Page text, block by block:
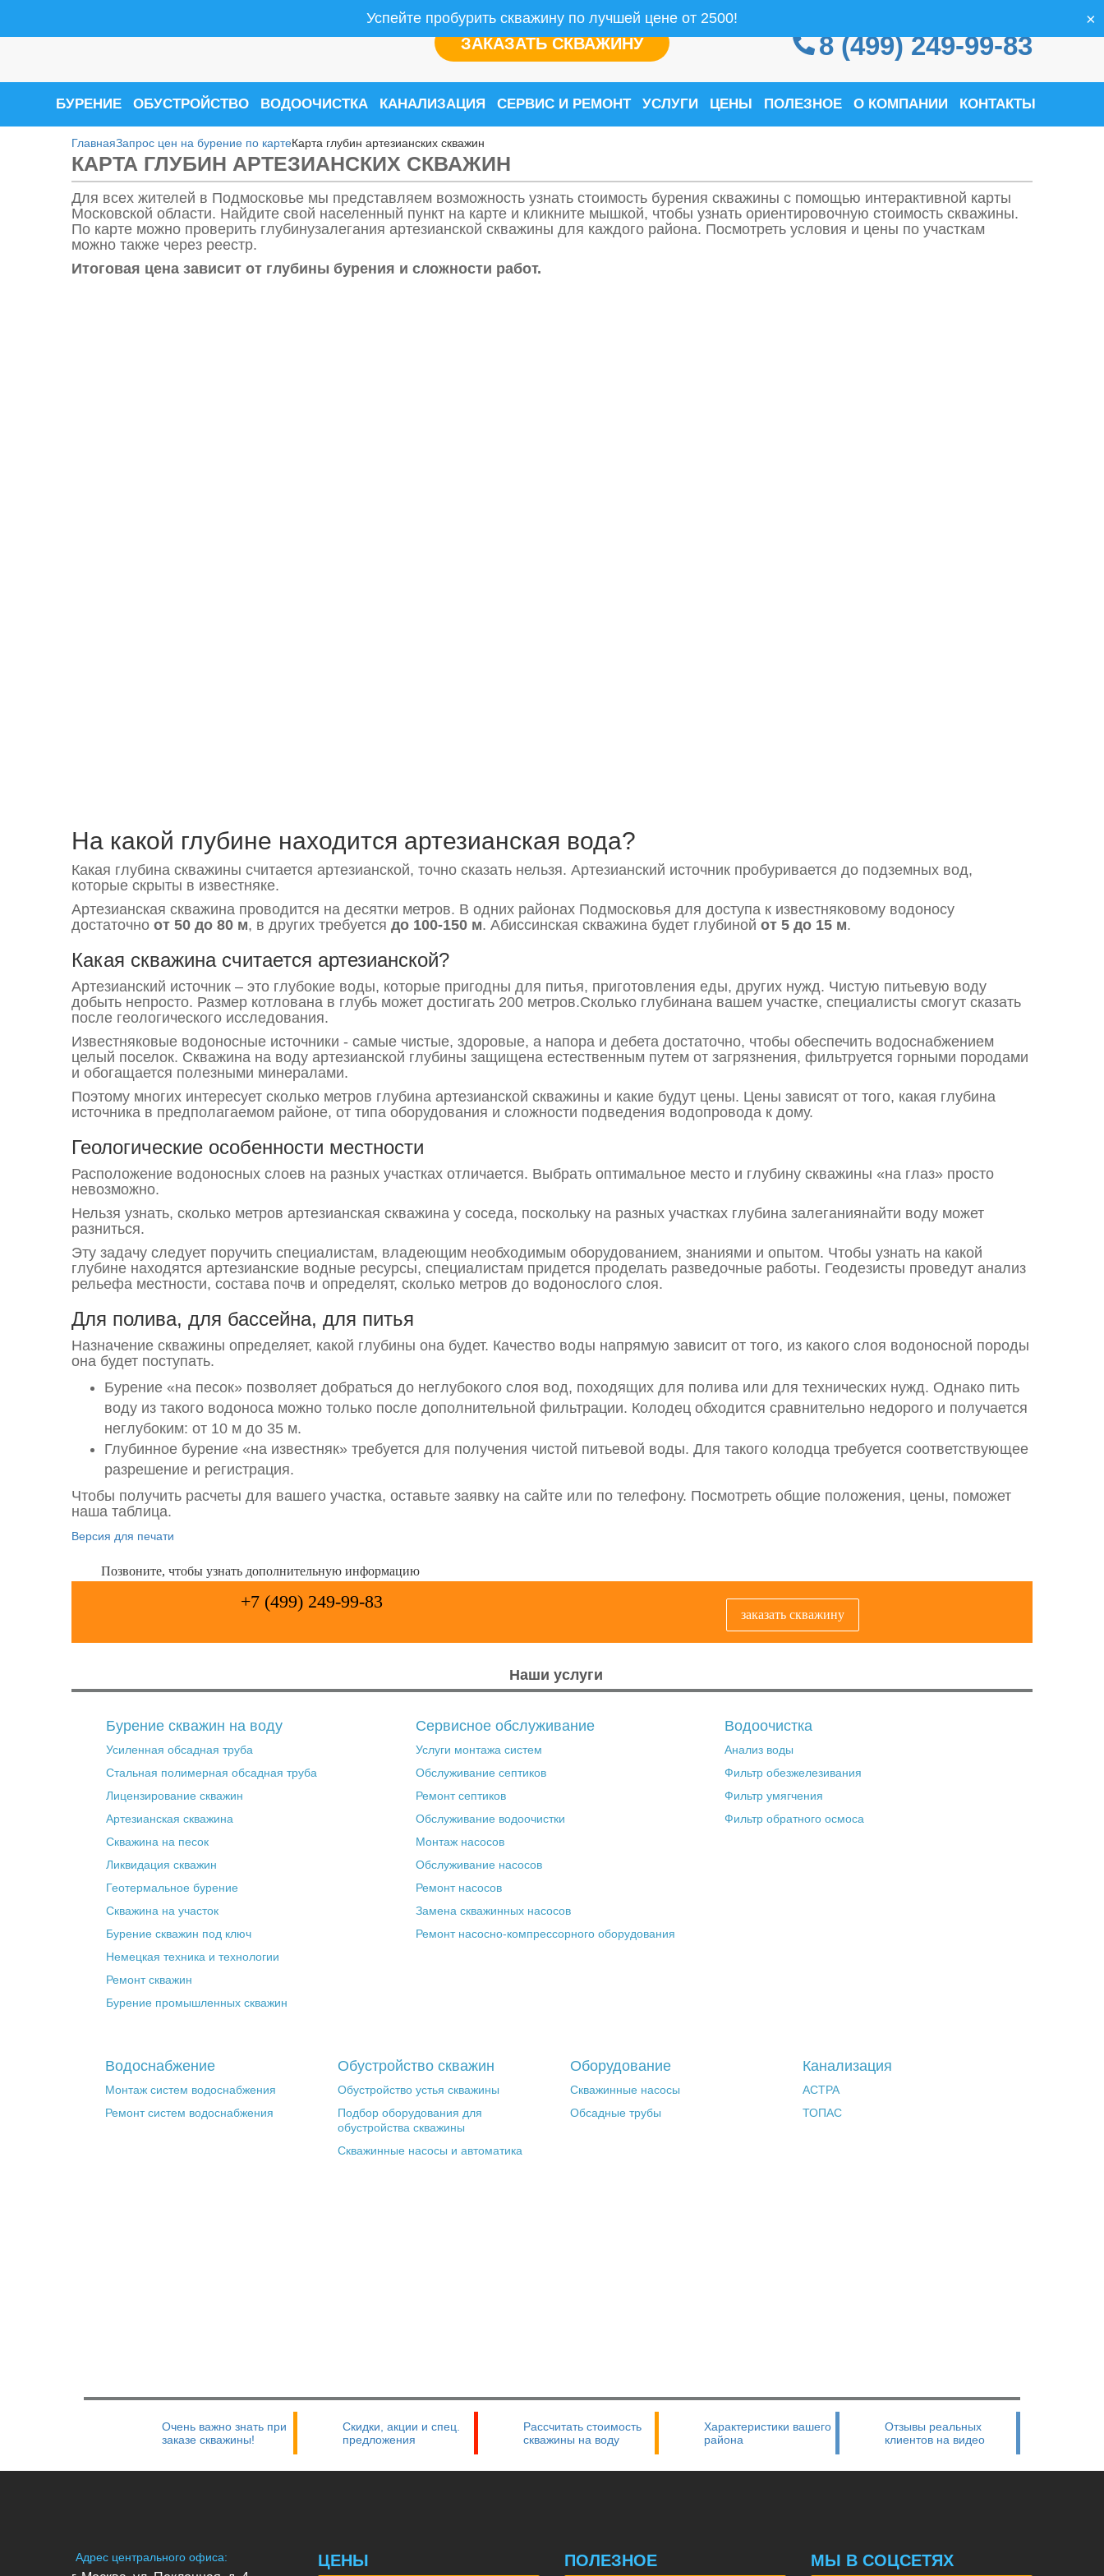
Успейте пробурить скважину по лучшей цене от 2500!
×
ЗАКАЗАТЬ СКВАЖИНУ
8 (499) 249-99-83
БУРЕНИЕ ОБУСТРОЙСТВО ВОДООЧИСТКА КАНАЛИЗАЦИЯ СЕРВИС И РЕМОНТ УСЛУГИ ЦЕНЫ ПОЛЕЗНОЕ О КОМПАНИИ КОНТАКТЫ
ГлавнаяЗапрос цен на бурение по картеКарта глубин артезианских скважин
КАРТА ГЛУБИН АРТЕЗИАНСКИХ СКВАЖИН
Для всех жителей в Подмосковье мы представляем возможность узнать стоимость бурения скважины с помощью интерактивной карты
Московской области. Найдите свой населенный пункт на карте и кликните мышкой, чтобы узнать ориентировочную стоимость скважины.
По карте можно проверить глубинузалегания артезианской скважины для каждого района. Посмотреть условия и цены по участкам
можно также через реестр.
Итоговая цена зависит от глубины бурения и сложности работ.
На какой глубине находится артезианская вода?
Какая глубина скважины считается артезианской, точно сказать нельзя. Артезианский источник пробуривается до подземных вод,
которые скрыты в известняке.
Артезианская скважина проводится на десятки метров. В одних районах Подмосковья для доступа к известняковому водоносу
достаточно от 50 до 80 м, в других требуется до 100-150 м. Абиссинская скважина будет глубиной от 5 до 15 м.
Какая скважина считается артезианской?
Артезианский источник – это глубокие воды, которые пригодны для питья, приготовления еды, других нужд. Чистую питьевую воду
добыть непросто. Размер котлована в глубь может достигать 200 метров.Сколько глубинана вашем участке, специалисты смогут сказать
после геологического исследования.
Известняковые водоносные источники - самые чистые, здоровые, а напора и дебета достаточно, чтобы обеспечить водоснабжением
целый поселок. Скважина на воду артезианской глубины защищена естественным путем от загрязнения, фильтруется горными породами
и обогащается полезными минералами.
Поэтому многих интересует сколько метров глубина артезианской скважины и какие будут цены. Цены зависят от того, какая глубина
источника в предполагаемом районе, от типа оборудования и сложности подведения водопровода к дому.
Геологические особенности местности
Расположение водоносных слоев на разных участках отличается. Выбрать оптимальное место и глубину скважины «на глаз» просто
невозможно.
Нельзя узнать, сколько метров артезианская скважина у соседа, поскольку на разных участках глубина залеганиянайти воду может
разниться.
Эту задачу следует поручить специалистам, владеющим необходимым оборудованием, знаниями и опытом. Чтобы узнать на какой
глубине находятся артезианские водные ресурсы, специалистам придется проделать разведочные работы. Геодезисты проведут анализ
рельефа местности, состава почв и определят, сколько метров до водонослого слоя.
Для полива, для бассейна, для питья
Назначение скважины определяет, какой глубины она будет. Качество воды напрямую зависит от того, из какого слоя водоносной породы
она будет поступать.
Бурение «на песок» позволяет добраться до неглубокого слоя вод, походящих для полива или для технических нужд. Однако пить
воду из такого водоноса можно только после дополнительной фильтрации. Колодец обходится сравнительно недорого и получается
неглубоким: от 10 м до 35 м.
Глубинное бурение «на известняк» требуется для получения чистой питьевой воды. Для такого колодца требуется соответствующее
разрешение и регистрация.
Чтобы получить расчеты для вашего участка, оставьте заявку на сайте или по телефону. Посмотреть общие положения, цены, поможет
наша таблица.
Версия для печати
Позвоните, чтобы узнать дополнительную информацию
+7 (499) 249-99-83
заказать скважину
Наши услуги
Бурение скважин на воду
Усиленная обсадная труба
Стальная полимерная обсадная труба
Лицензирование скважин
Артезианская скважина
Скважина на песок
Ликвидация скважин
Геотермальное бурение
Скважина на участок
Бурение скважин под ключ
Немецкая техника и технологии
Ремонт скважин
Бурение промышленных скважин
Сервисное обслуживание
Услуги монтажа систем
Обслуживание септиков
Ремонт септиков
Обслуживание водоочистки
Монтаж насосов
Обслуживание насосов
Ремонт насосов
Замена скважинных насосов
Ремонт насосно-компрессорного оборудования
Водоочистка
Анализ воды
Фильтр обезжелезивания
Фильтр умягчения
Фильтр обратного осмоса
Водоснабжение
Монтаж систем водоснабжения
Ремонт систем водоснабжения
Обустройство скважин
Обустройство устья скважины
Подбор оборудования для
обустройства скважины
Скважинные насосы и автоматика
Оборудование
Скважинные насосы
Обсадные трубы
Канализация
АСТРА
ТОПАС
Очень важно знать при
заказе скважины!
Скидки, акции и спец.
предложения
Рассчитать стоимость
скважины на воду
Характеристики вашего
района
Отзывы реальных
клиентов на видео
Адрес центрального офиса: ЦЕНЫ ПОЛЕЗНОЕ МЫ В СОЦСЕТЯХ